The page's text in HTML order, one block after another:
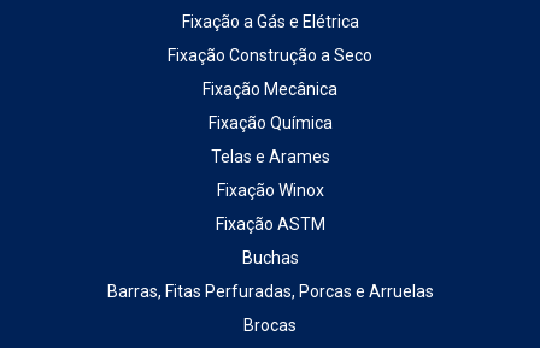
Fixação a Gás e Elétrica
Fixação Construção a Seco
Fixação Mecânica
Fixação Química
Telas e Arames
Fixação Winox
Fixação ASTM
Buchas
Barras, Fitas Perfuradas, Porcas e Arruelas
Brocas